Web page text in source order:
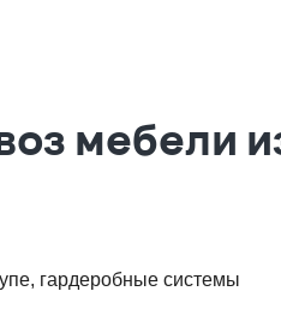
мебели
гардеробные системы